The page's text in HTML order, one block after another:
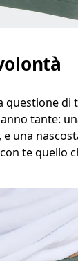
questione di
tante:
una
te quello